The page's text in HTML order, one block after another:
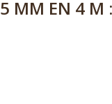
5 MM EN 4 M :